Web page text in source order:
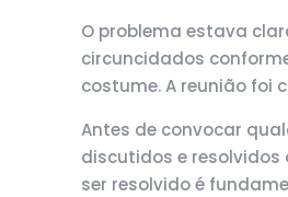
O problema estava
circuncidados
costume. A reunião foi
Antes de convocar
discutidos e resolvidos
ser resolvido é